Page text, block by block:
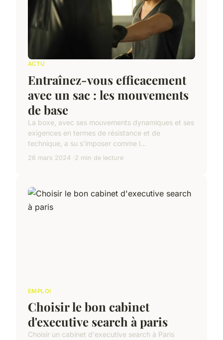
ACTU
Entraînez-vous efficacement
avec un sac : les mouvements
de base
La boxe, avec ses mouvements dynamiques et ses
exigences en termes de résistance et de
technique, a su s'imposer comme l...
26 mars 2024 2 min de lecture
EMPLOI
Choisir le bon cabinet
d'executive search à paris
Choisir un cabinet d'executive search à Paris